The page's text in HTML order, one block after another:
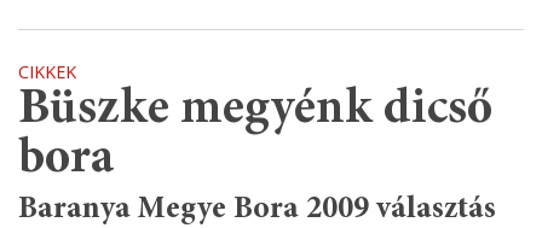
CIKKEK
Büszke megyénk dicső
bora
Baranya Megye Bora 2009 választás